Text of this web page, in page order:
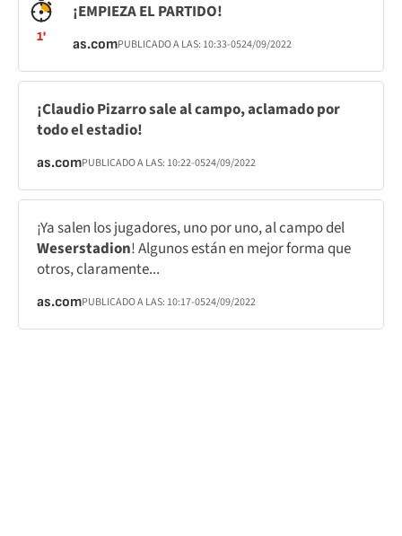
1'
¡EMPIEZA EL PARTIDO!
as.comPUBLICADO A LAS: 10:33-0524/09/2022
¡Claudio Pizarro sale al campo, aclamado por
todo el estadio!
as.comPUBLICADO A LAS: 10:22-0524/09/2022
¡Ya salen los jugadores, uno por uno, al campo del
Weserstadion! Algunos están en mejor forma que
otros, claramente...
as.comPUBLICADO A LAS: 10:17-0524/09/2022